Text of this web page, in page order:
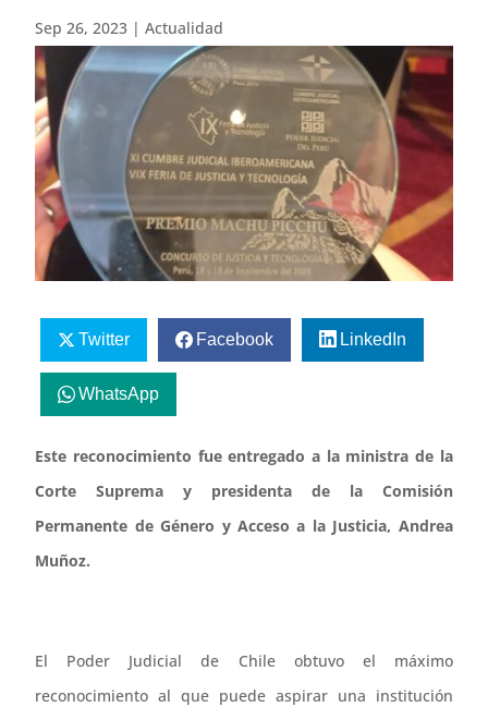
Sep 26, 2023 |Actualidad
Twitter Facebook LinkedIn
WhatsApp
Este reconocimiento fue entregado a la ministra de la
Corte Suprema y presidenta de la Comisión
Permanente de Género y Acceso a la Justicia, Andrea
Muñoz.
El Poder Judicial de Chile obtuvo el máximo
reconocimiento al que puede aspirar una institución